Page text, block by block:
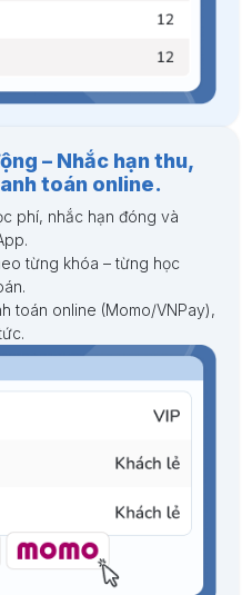
– Nhắc hạn thu,
toán online.
phí, nhắc hạn đóng và
từng khóa – từng học
toán online (Momo/VNPay),